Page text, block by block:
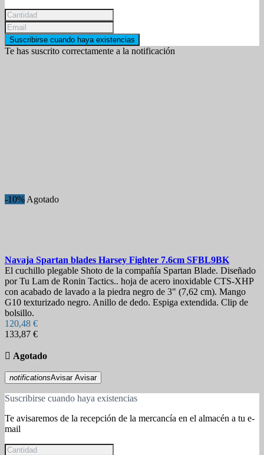
Suscribirse cuando haya existencias
Te has suscrito correctamente a la notificación
-10% Agotado
Navaja Spartan blades Harsey Fighter 7.6cm SFBL9BK
El cuchillo plegable Shoto de la compañía Spartan Blade. Diseñado
por Tu Lam de Ronin Tactics.. hoja de acero inoxidable CTS-XHP
con acabado de lavado a la piedra negro de 3" (7,62 cm). Mango
G10 texturizado negro. Anillo de dedo. Espiga extendida. Clip de
bolsillo.
120,48 €
133,87 €
 Agotado
notificationsAvisar Avisar
Suscribirse cuando haya existencias
Te avisaremos de la recepción de la mercancía en el almacén a tu e-
mail